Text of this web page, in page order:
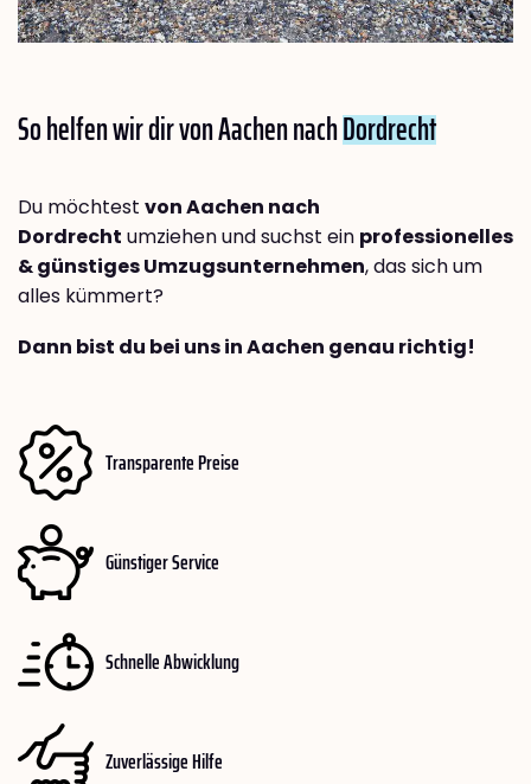
So helfen wir dir von Aachen nachDordrecht
Du möchtest von Aachen nach
Dordrecht umziehen und suchst ein professionelles
& günstiges Umzugsunternehmen, das sich um
alles kümmert?
Dann bist du bei uns in Aachen genau richtig!
Transparente Preise
Günstiger Service
Schnelle Abwicklung
Zuverlässige Hilfe